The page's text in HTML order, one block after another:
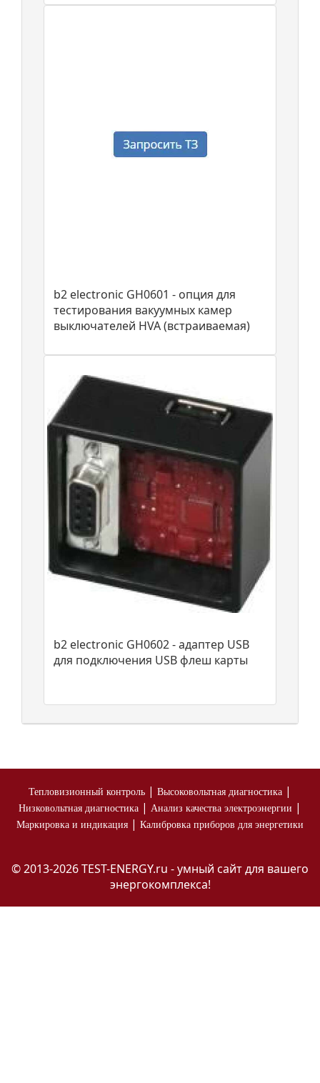
b2 electronic GH0601 - опция для
тестирования вакуумных камер
выключателей HVA (встраиваемая)
b2 electronic GH0602 - адаптер USB
для подключения USB флеш карты
Тепловизионный контроль | Высоковольтная диагностика |
Низковольтная диагностика | Анализ качества электроэнергии |
Маркировка и индикация | Калибровка приборов для энергетики
© 2013-2026 TEST-ENERGY.ru - умный сайт для вашего
энергокомплекса!